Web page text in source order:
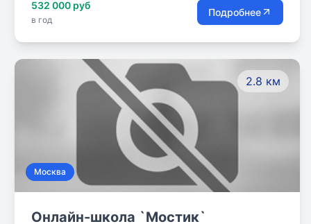
заинтересованное отношение к каждому ребёнку -
отношение, при котором ученик не чувствовал себя
внешкольных делах.
532 000 руб
в год
Подробнее
2.8 км
Москва
Онлайн-школа `Мостик`